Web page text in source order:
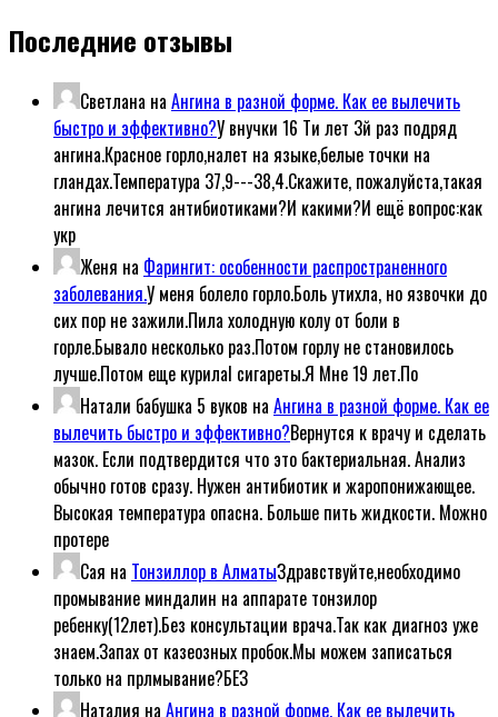
Последние отзывы
Светлана на Ангина в разной форме. Как ее вылечить
быстро и эффективно?У внучки 16 Ти лет 3й раз подряд
ангина.Красное горло,налет на языке,белые точки на
гландах.Температура 37,9---38,4.Скажите, пожалуйста,такая
ангина лечится антибиотиками?И какими?И ещё вопрос:как
укр
Женя на Фарингит: особенности распространенного
заболевания.У меня болело горло.Боль утихла, но язвочки до
сих пор не зажили.Пила холодную колу от боли в
горле.Бывало несколько раз.Потом горлу не становилось
лучше.Потом еще курилаl сигареты.Я Мне 19 лет.По
Натали бабушка 5 вуков на Ангина в разной форме. Как ее
вылечить быстро и эффективно?Вернутся к врачу и сделать
мазок. Если подтвердится что это бактериальная. Анализ
обычно готов сразу. Нужен антибиотик и жаропонижающее.
Высокая температура опасна. Больше пить жидкости. Можно
протере
Сая на Тонзиллор в АлматыЗдравствуйте,необходимо
промывание миндалин на аппарате тонзилор
ребенку(12лет).Без консультации врача.Так как диагноз уже
знаем.Запах от казеозных пробок.Мы можем записаться
только на прлмывание?БЕЗ
Наталия на Ангина в разной форме. Как ее вылечить